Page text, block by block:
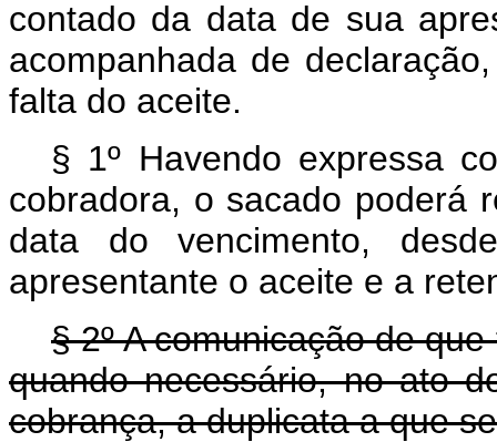
contado da data de sua
acompanhada de
falta do aceite.
§ 1º Havendo expressa
cobradora, o sacado poderá
data do vencimento,
apresentante o aceite e a
§ 2º A comunicação de
quando necessário, no ato
cobrança, a duplicata a que